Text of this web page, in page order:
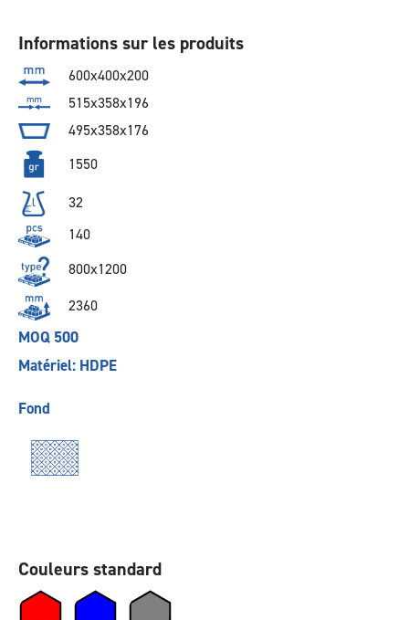
Informations sur les produits
600x400x200
515x358x196
495x358x176
1550
32
140
800x1200
2360
MOQ 500
Matériel: HDPE
Fond
Couleurs standard